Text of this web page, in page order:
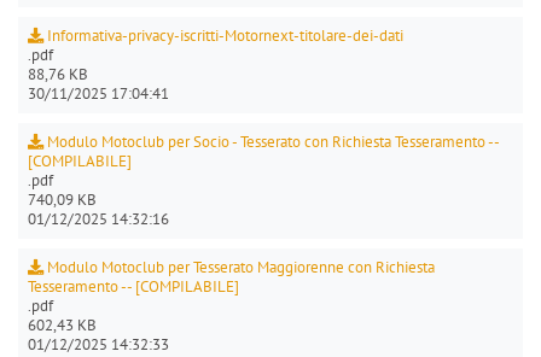
Informativa-privacy-iscritti-Motornext-titolare-dei-dati
.pdf
88,76 KB
30/11/2025 17:04:41
Modulo Motoclub per Socio - Tesserato con Richiesta Tesseramento --
[COMPILABILE]
.pdf
740,09 KB
01/12/2025 14:32:16
Modulo Motoclub per Tesserato Maggiorenne con Richiesta
Tesseramento -- [COMPILABILE]
.pdf
602,43 KB
01/12/2025 14:32:33